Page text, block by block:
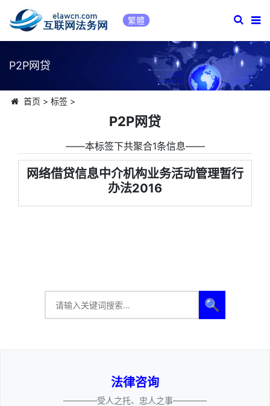
繁體
P2P网贷
首页 > 标签>
P2P网贷
――本标签下共聚合1条信息――
网络借贷信息中介机构业务活动管理暂行
办法2016
🔍
法律咨询
————受人之托、忠人之事————